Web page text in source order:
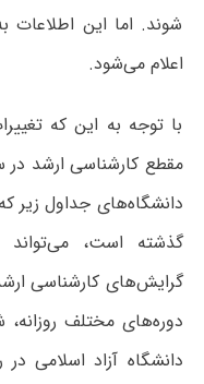
شوند. اما این اطلاعات
اعلام می‌شود.
با توجه به این که
مقطع کارشناسی ارشد در
دانشگاه‌های جداول زیر
گذشته است، می‌تواند
گرایش‌های کارشناسی
دوره‌های مختلف روزانه،
دانشگاه آزاد اﺳﻼمی